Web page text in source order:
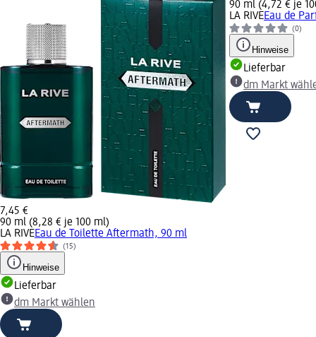
7,45 €
90 ml (8,28 € je 100 ml)
LA RIVEEau de Toilette Aftermath, 90 ml
(15)
Hinweise
Lieferbar
dm Markt wählen
90 ml (4,72 € je
LA RIVEEau de
(0)
Hinweise
Lieferbar
dm Markt